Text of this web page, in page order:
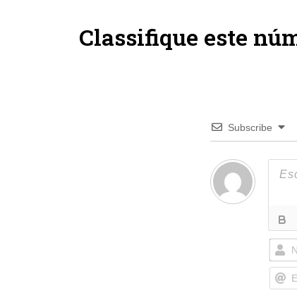
Classifique este
Subscribe